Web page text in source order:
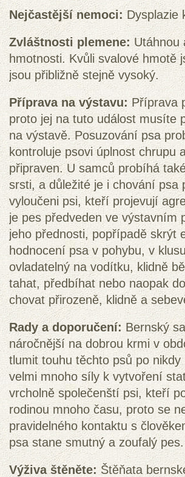
Nejčastější nemoci: Dysplazie
Zvláštnosti plemene: Utáhnou
hmotnosti. Kvůli svalové hmotě
jsou přibližně stejně vysoký.
Příprava na výstavu:Příprava
proto jej na tuto událost musíte
na výstavě. Posuzování psa
kontroluje psovi úplnost chrupu
připraven. U samců probíhá
srsti, a důležité je i chování
vyloučeni psi, kteří projevují
je pes předveden ve výstavním
jeho přednosti, popřípadě skrýt
hodnocení psa v pohybu, v
ovladatelný na vodítku, klidně
tahat, předbíhat nebo naopak
chovat přirozeně, klidně a
Rady a doporučení: Bernský
náročnější na dobrou krmi v
tlumit touhu těchto psů po
velmi mnoho síly k vytvoření
vrcholně společenští psi, kteří
rodinou mnoho času, proto se
pravidelného kontaktu s
psa stane smutný a zoufalý pes.
Výživa štěněte: Štěňata